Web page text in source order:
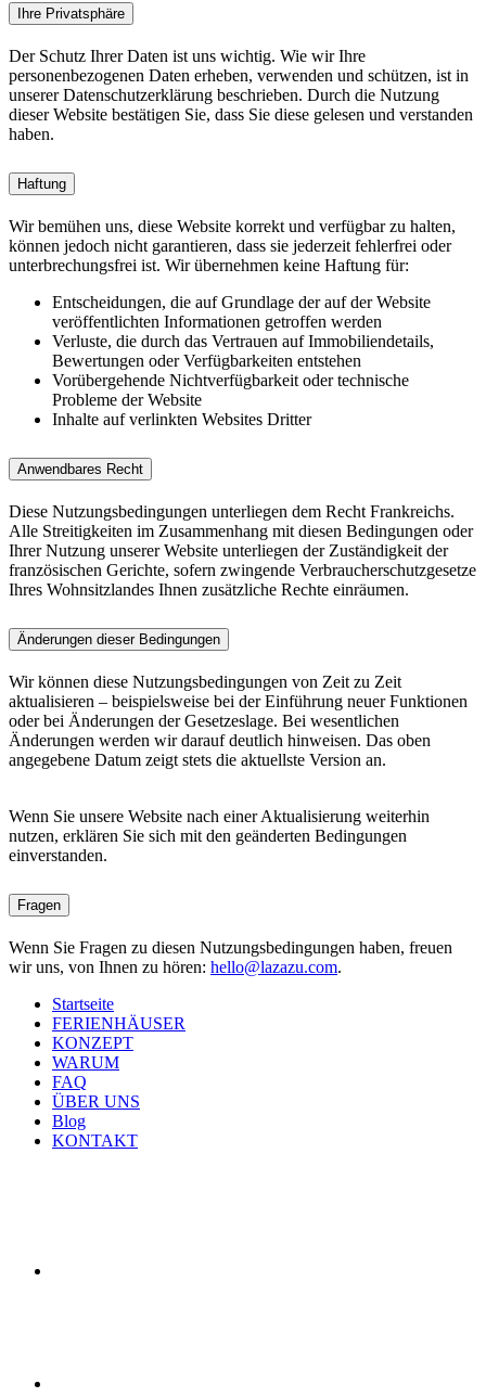
Ihre Privatsphäre
Der Schutz Ihrer Daten ist uns wichtig. Wie wir Ihre
personenbezogenen Daten erheben, verwenden und schützen, ist in
unserer Datenschutzerklärung beschrieben. Durch die Nutzung
dieser Website bestätigen Sie, dass Sie diese gelesen und verstanden
haben.
Haftung
Wir bemühen uns, diese Website korrekt und verfügbar zu halten,
können jedoch nicht garantieren, dass sie jederzeit fehlerfrei oder
unterbrechungsfrei ist. Wir übernehmen keine Haftung für:
Entscheidungen, die auf Grundlage der auf der Website
veröffentlichten Informationen getroffen werden
Verluste, die durch das Vertrauen auf Immobiliendetails,
Bewertungen oder Verfügbarkeiten entstehen
Vorübergehende Nichtverfügbarkeit oder technische
Probleme der Website
Inhalte auf verlinkten Websites Dritter
Anwendbares Recht
Diese Nutzungsbedingungen unterliegen dem Recht Frankreichs.
Alle Streitigkeiten im Zusammenhang mit diesen Bedingungen oder
Ihrer Nutzung unserer Website unterliegen der Zuständigkeit der
französischen Gerichte, sofern zwingende Verbraucherschutzgesetze
Ihres Wohnsitzlandes Ihnen zusätzliche Rechte einräumen.
Änderungen dieser Bedingungen
Wir können diese Nutzungsbedingungen von Zeit zu Zeit
aktualisieren – beispielsweise bei der Einführung neuer Funktionen
oder bei Änderungen der Gesetzeslage. Bei wesentlichen
Änderungen werden wir darauf deutlich hinweisen. Das oben
angegebene Datum zeigt stets die aktuellste Version an.
Wenn Sie unsere Website nach einer Aktualisierung weiterhin
nutzen, erklären Sie sich mit den geänderten Bedingungen
einverstanden.
Fragen
Wenn Sie Fragen zu diesen Nutzungsbedingungen haben, freuen
wir uns, von Ihnen zu hören: hello@lazazu.com.
Startseite
FERIENHÄUSER
KONZEPT
WARUM
FAQ
ÜBER UNS
Blog
KONTAKT